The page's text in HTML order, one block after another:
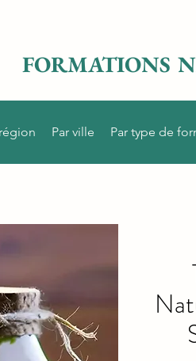
FORMATIONS
Par ville Par type de